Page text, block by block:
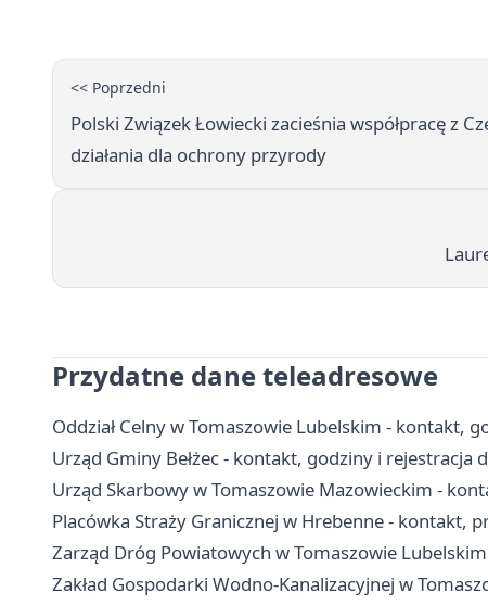
<< Poprzedni
Polski Związek Łowiecki zacieśnia współpracę z
działania dla ochrony przyrody
Przydatne dane teleadresowe
Oddział Celny w Tomaszowie Lubelskim - kontakt,
Urząd Gminy Bełżec - kontakt, godziny i rejestracja
Urząd Skarbowy w Tomaszowie Mazowieckim -
Placówka Straży Granicznej w Hrebenne - kontakt,
Zarząd Dróg Powiatowych w Tomaszowie
Zakład Gospodarki Wodno-Kanalizacyjnej w